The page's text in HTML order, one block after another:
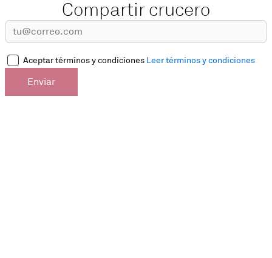
Compartir crucero
Aceptar términos y condiciones Leer términos y condiciones
Enviar